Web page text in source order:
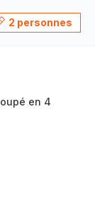
2 personnes
en 4